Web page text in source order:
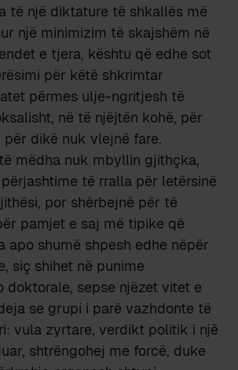
të një diktature të shkallës më
një minimizim të skajshëm në
e tjera, kështu që edhe sot
për këtë shkrimtar
përmes ulje-ngritjesh të
në të njëjtën kohë, për
për dikë nuk vlejnë fare.
mëdha nuk mbyllin gjithçka,
të rralla për letërsinë
por shërbejnë për të
pamjet e saj më tipike që
apo shumë shpesh edhe nëpër
siç shihet në punime
doktorale, sepse njëzet vitet e
se grupi i parë vazhdonte të
vula zyrtare, verdikt politik i një
shtrëngohej me forcë, duke